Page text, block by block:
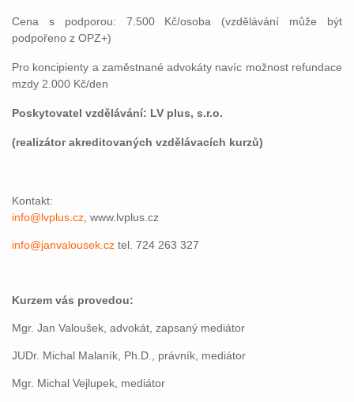
Cena s podporou: 7.500 Kč/osoba (vzdělávání může být
podpořeno z OPZ+)
Pro koncipienty a zaměstnané advokáty navíc možnost refundace
mzdy 2.000 Kč/den
Poskytovatel vzdělávání: LV plus, s.r.o.
(realizátor akreditovaných vzdělávacích kurzů)
Kontakt:
info@lvplus.cz , www.lvplus.cz
info@janvalousek.cz tel. 724 263 327
Kurzem vás provedou:
Mgr. Jan Valoušek, advokát, zapsaný mediátor
JUDr. Michal Malaník, Ph.D., právník, mediátor
Mgr. Michal Vejlupek, mediátor